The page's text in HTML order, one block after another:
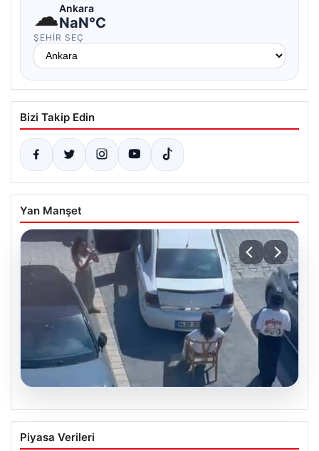
☁Ankara
NaN°C
ŞEHIR SEÇ
Bizi Takip Edin
Yan Manşet
Yalova’da Şaşırtan Engelleme: Kafe
Önüne Park Etmek İsteyen Sürücüye
Piyasa Verileri